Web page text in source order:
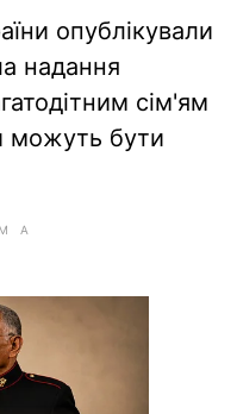
опублікували
надання
сім'ям
можуть бути